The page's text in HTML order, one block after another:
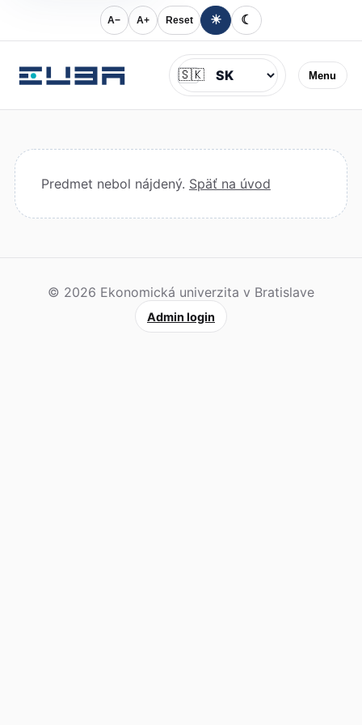
A− A+ Reset ☀ ☾
Menu
Jazyk
🇸🇰
Predmet nebol nájdený. Späť na úvod
© 2026 Ekonomická univerzita v Bratislave
Admin login